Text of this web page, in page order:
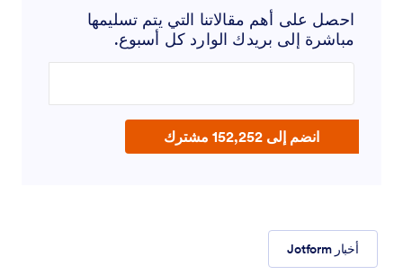
احصل على أهم مقالاتنا التي يتم تسليمها
مباشرة إلى بريدك الوارد كل أسبوع.
انضم إلى 152,252 مشترك
أخبار Jotform